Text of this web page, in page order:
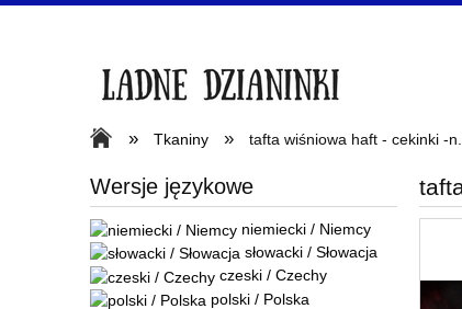
» Tkaniny » tafta wiśniowa haft - cekinki -
Wersje językowe
niemiecki / Niemcy
słowacki / Słowacja
czeski / Czechy
polski / Polska